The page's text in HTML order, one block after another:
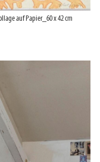
auf Papier_60 x 42 cm